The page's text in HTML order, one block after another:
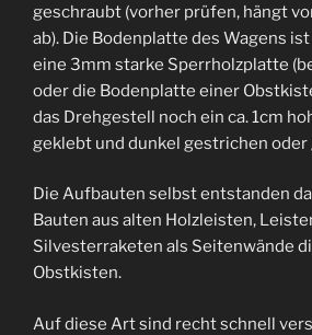
geschraubt (vorher prüfen, hängt
ab). Die Bodenplatte des Wagens
eine 3mm starke Sperrholzplatte
oder die Bodenplatte einer
das Drehgestell noch ein ca. 1cm
geklebt und dunkel gestrichen oder
Die Aufbauten selbst entstanden
Bauten aus alten Holzleisten,
Silvesterraketen als Seitenwände
Obstkisten.
Auf diese Art sind recht schnell